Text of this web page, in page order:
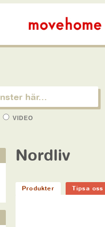
VIDEO
Nordliv
Produkter Tipsa oss